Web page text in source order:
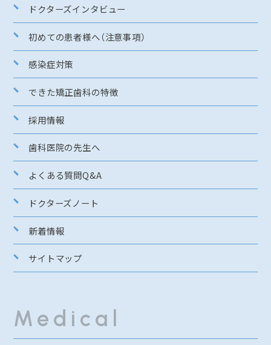
ドクターズインタビュー
初めての患者様へ（注意事項）
感染症対策
できた矯正歯科の特徴
採用情報
歯科医院の先生へ
よくある質問Q&A
ドクターズノート
新着情報
サイトマップ
Medical